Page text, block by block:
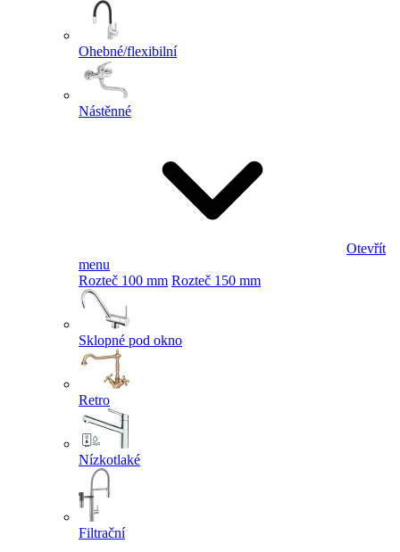
Ohebné/flexibilní
Nástěnné
Otevřít
menu
Rozteč 100 mm Rozteč 150 mm
Sklopné pod okno
Retro
Nízkotlaké
Filtrační